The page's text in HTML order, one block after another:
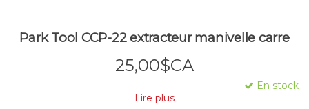
Park Tool CCP-22 extracteur manivelle carre
25,00$CA
En stock
Lire plus